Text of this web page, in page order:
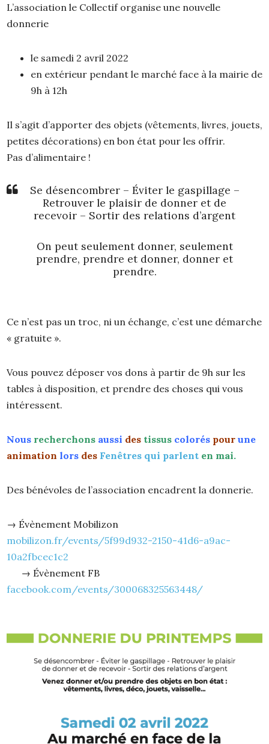
L’association le Collectif organise une nouvelle
donnerie
le samedi 2 avril 2022
en extérieur pendant le marché face à la mairie de
9h à 12h
Il s’agit d’apporter des objets (vêtements, livres, jouets,
petites décorations) en bon état pour les offrir.
Pas d’alimentaire !
Se désencombrer – Éviter le gaspillage –
Retrouver le plaisir de donner et de
recevoir – Sortir des relations d’argent
On peut seulement donner, seulement
prendre, prendre et donner, donner et
prendre.
Ce n’est pas un troc, ni un échange, c’est une démarche
« gratuite ».
Vous pouvez déposer vos dons à partir de 9h sur les
tables à disposition, et prendre des choses qui vous
intéressent.
Nous recherchons aussi des tissus colorés pour une
animation lors des Fenêtres qui parlent en mai.
Des bénévoles de l’association encadrent la donnerie.
→ Évènement Mobilizon
mobilizon.fr/events/5f99d932-2150-41d6-a9ac-
10a2fbcec1c2
→ Évènement FB
facebook.com/events/300068325563448/